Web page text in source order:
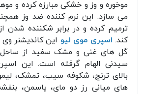
موخوره و وز و خشکی مبارزه کرده و
می سازد. این نرم کننده ضد وز
ترمیم کرده و در برابر شکننده
کند. اسپری موی لیو این کاندیشنر
گل های غنی و مشک سفید از ساحل
سیدنی الهام گرفته است. این
بالای ترنج، شکوفه سیب، تمشک،
های میانی رز دو مای، یاسمن،